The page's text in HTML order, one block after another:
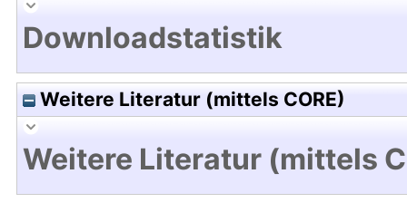
Downloadstatistik
Weitere Literatur (mittels CORE)
Weitere Literatur (mittels